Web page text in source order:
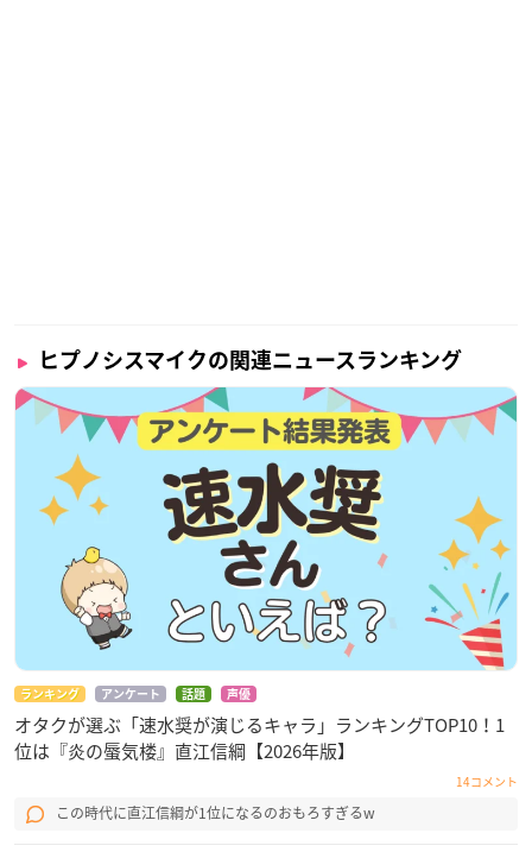
ヒプノシスマイクの関連ニュースランキング
ランキング アンケート 話題 声優
オタクが選ぶ「速水奨が演じるキャラ」ランキングTOP10！1
位は『炎の蜃気楼』直江信綱【2026年版】
14コメント
この時代に直江信綱が1位になるのおもろすぎるw